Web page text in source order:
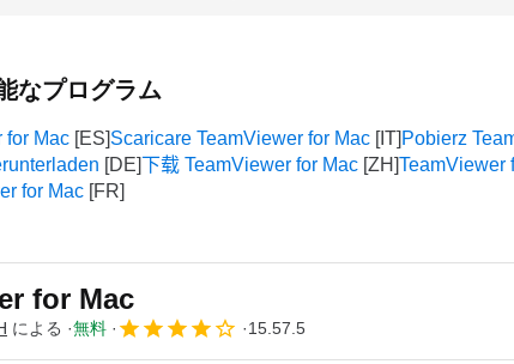
なプログラム
for Mac Scaricare TeamViewer for Mac
Pobierz
下载 TeamViewer for Mac
TeamViewer
for Mac
for Mac
による 無料 15.57.5